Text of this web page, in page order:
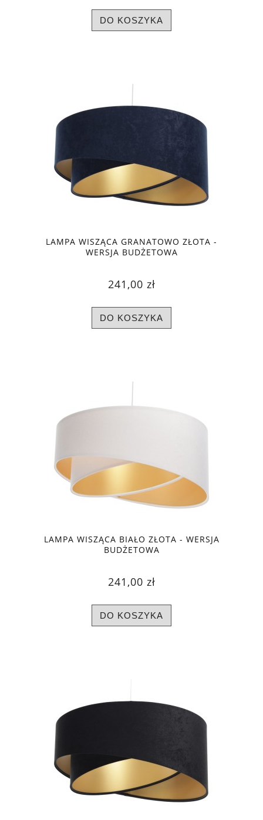
DO KOSZYKA
LAMPA WISZĄCA GRANATOWO ZŁOTA -
WERSJA BUDŻETOWA
241,00 zł
DO KOSZYKA
LAMPA WISZĄCA BIAŁO ZŁOTA - WERSJA
BUDŻETOWA
241,00 zł
DO KOSZYKA